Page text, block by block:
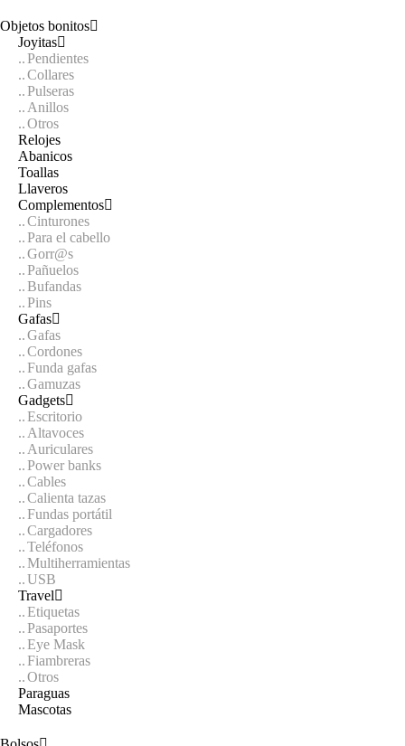
Objetos bonitos
Joyitas
Pendientes
Collares
Pulseras
Anillos
Otros
Relojes
Abanicos
Toallas
Llaveros
Complementos
Cinturones
Para el cabello
Gorr@s
Pañuelos
Bufandas
Pins
Gafas
Gafas
Cordones
Funda gafas
Gamuzas
Gadgets
Escritorio
Altavoces
Auriculares
Power banks
Cables
Calienta tazas
Fundas portátil
Cargadores
Teléfonos
Multiherramientas
USB
Travel
Etiquetas
Pasaportes
Eye Mask
Fiambreras
Otros
Paraguas
Mascotas